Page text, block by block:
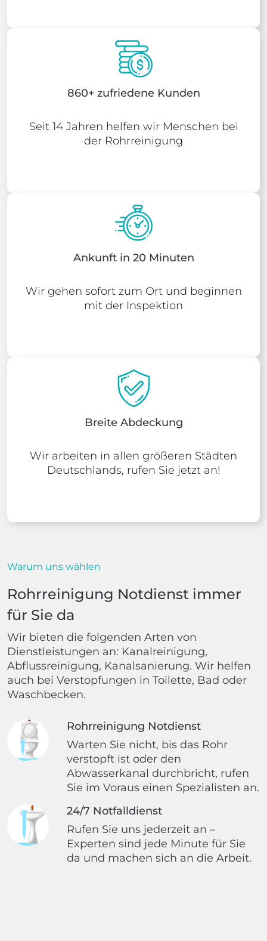
860+ zufriedene Kunden
Seit 14 Jahren helfen wir Menschen bei
der Rohrreinigung
Ankunft in 20 Minuten
Wir gehen sofort zum Ort und beginnen
mit der Inspektion
Breite Abdeckung
Wir arbeiten in allen größeren Städten
Deutschlands, rufen Sie jetzt an!
Warum uns wählen
Rohrreinigung Notdienst immer
für Sie da
Wir bieten die folgenden Arten von
Dienstleistungen an: Kanalreinigung,
Abflussreinigung, Kanalsanierung. Wir helfen
auch bei Verstopfungen in Toilette, Bad oder
Waschbecken.
Rohrreinigung Notdienst
Warten Sie nicht, bis das Rohr
verstopft ist oder den
Abwasserkanal durchbricht, rufen
Sie im Voraus einen Spezialisten an.
24/7 Notfalldienst
Rufen Sie uns jederzeit an –
Experten sind jede Minute für Sie
da und machen sich an die Arbeit.